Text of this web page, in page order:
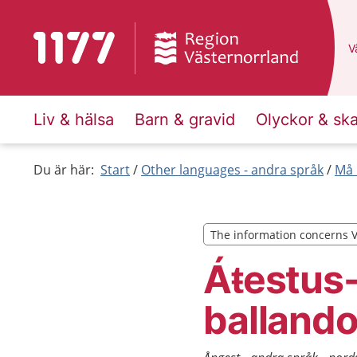
To start page for 1177
Liv & hälsa Barn & gravid Olyckor &
Du är här: Start Other languages - andra språk
The information concerns
The information concerns